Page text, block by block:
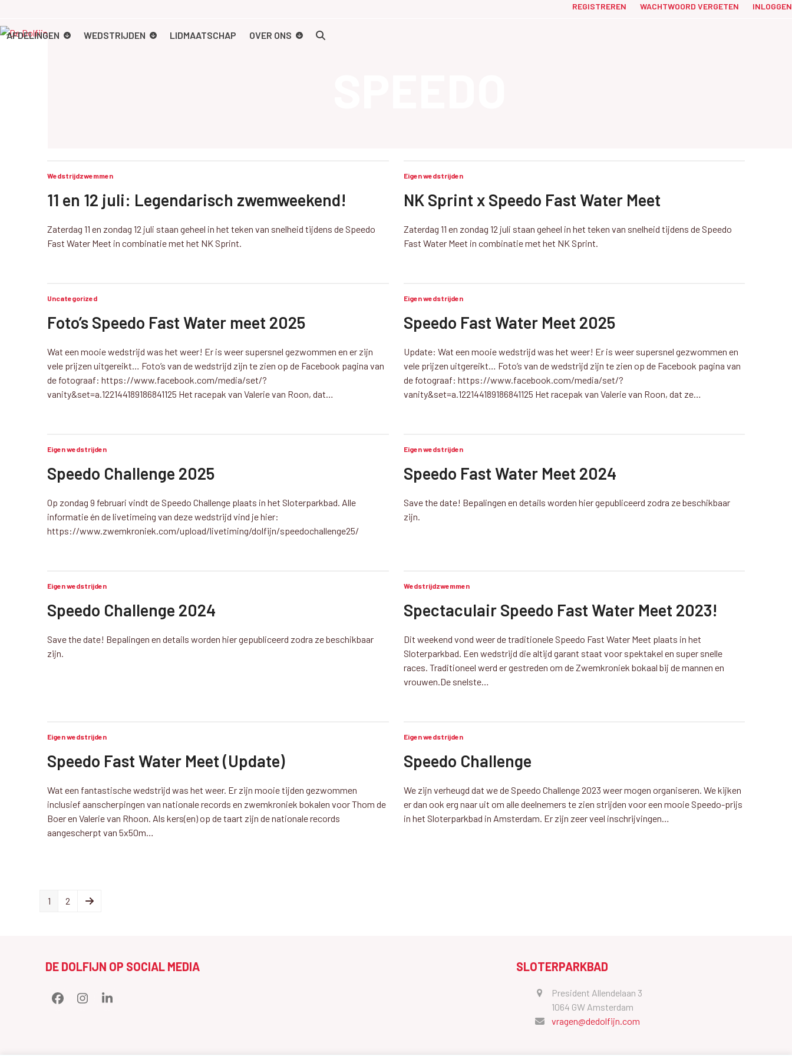
content
REGISTREREN WACHTWOORD VERGETEN INLOGGEN
AFDELINGEN WEDSTRIJDEN LIDMAATSCHAP OVER ONS
Wedstrijdzwemmen
11 en 12 juli: Legendarisch zwemweekend!
Zaterdag 11 en zondag 12 juli staan geheel in het teken van snelheid tijdens de Speedo
Fast Water Meet in combinatie met het NK Sprint.
Eigen wedstrijden
NK Sprint x Speedo Fast Water Meet
Zaterdag 11 en zondag 12 juli staan geheel in het teken van snelheid tijdens de Speedo
Fast Water Meet in combinatie met het NK Sprint.
Uncategorized
Foto’s Speedo Fast Water meet 2025
Wat een mooie wedstrijd was het weer! Er is weer supersnel gezwommen en er zijn
vele prijzen uitgereikt… Foto’s van de wedstrijd zijn te zien op de Facebook pagina van
de fotograaf: https://www.facebook.com/media/set/?
vanity&set=a.122144189186841125 Het racepak van Valerie van Roon, dat…
Eigen wedstrijden
Speedo Fast Water Meet 2025
Update: Wat een mooie wedstrijd was het weer! Er is weer supersnel gezwommen en
vele prijzen uitgereikt… Foto’s van de wedstrijd zijn te zien op de Facebook pagina van
de fotograaf: https://www.facebook.com/media/set/?
vanity&set=a.122144189186841125 Het racepak van Valerie van Roon, dat ze…
Eigen wedstrijden
Speedo Challenge 2025
Op zondag 9 februari vindt de Speedo Challenge plaats in het Sloterparkbad. Alle
informatie én de livetimeing van deze wedstrijd vind je hier:
https://www.zwemkroniek.com/upload/livetiming/dolfijn/speedochallenge25/
Eigen wedstrijden
Speedo Fast Water Meet 2024
Save the date! Bepalingen en details worden hier gepubliceerd zodra ze beschikbaar
zijn.
Eigen wedstrijden
Speedo Challenge 2024
Save the date! Bepalingen en details worden hier gepubliceerd zodra ze beschikbaar
zijn.
Wedstrijdzwemmen
Spectaculair Speedo Fast Water Meet 2023!
Dit weekend vond weer de traditionele Speedo Fast Water Meet plaats in het
Sloterparkbad. Een wedstrijd die altijd garant staat voor spektakel en super snelle
races. Traditioneel werd er gestreden om de Zwemkroniek bokaal bij de mannen en
vrouwen.De snelste…
Eigen wedstrijden
Speedo Fast Water Meet (Update)
Wat een fantastische wedstrijd was het weer. Er zijn mooie tijden gezwommen
inclusief aanscherpingen van nationale records en zwemkroniek bokalen voor Thom de
Boer en Valerie van Rhoon. Als kers(en) op de taart zijn de nationale records
aangescherpt van 5x50m…
Eigen wedstrijden
Speedo Challenge
We zijn verheugd dat we de Speedo Challenge 2023 weer mogen organiseren. We kijken
er dan ook erg naar uit om alle deelnemers te zien strijden voor een mooie Speedo-prijs
in het Sloterparkbad in Amsterdam. Er zijn zeer veel inschrijvingen…
Page
1 Page
2 Next
DE DOLFIJN OP SOCIAL MEDIA
Facebook
InstagramLinkedIn
SLOTERPARKBAD
President Allendelaan 3
1064 GW Amsterdam
vragen@dedolfijn.com